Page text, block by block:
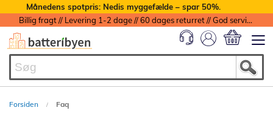
Månedens spotpris: Nedis myggefælde – spar 50%.
Billig fragt // Levering 1-2 dage // 60 dages returret // God service med garanti
Forsiden Faq